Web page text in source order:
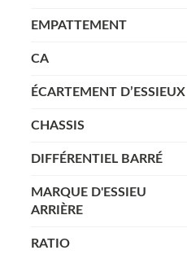
EMPATTEMENT
CA
ÉCARTEMENT D’ESSIEUX
CHASSIS
DIFFÉRENTIEL BARRÉ
MARQUE D'ESSIEU
ARRIÈRE
RATIO